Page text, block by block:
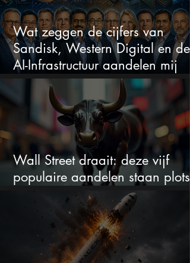
Wat zeggen de cijfers van
Sandisk, Western Digital en de
AI-Infrastructuur aandelen mij
werkelijk
Wall Street draait: deze vijf
populaire aandelen staan plots
onder spanning